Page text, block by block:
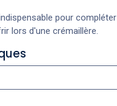
pour compléter
lors d'une crémaillère.